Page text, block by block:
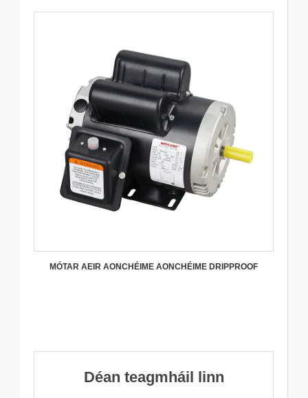
MÓTAR AEIR AONCHÉIME AONCHÉIME DRIPPROOF
Déan teagmháil linn